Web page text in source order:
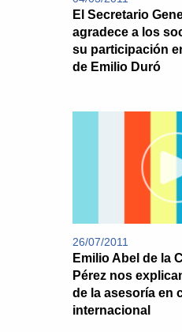
El Secretario
agradece a los
su participación
de Emilio Duró
26/07/2011
Emilio Abel de la
Pérez nos
de la asesoría en
internacional